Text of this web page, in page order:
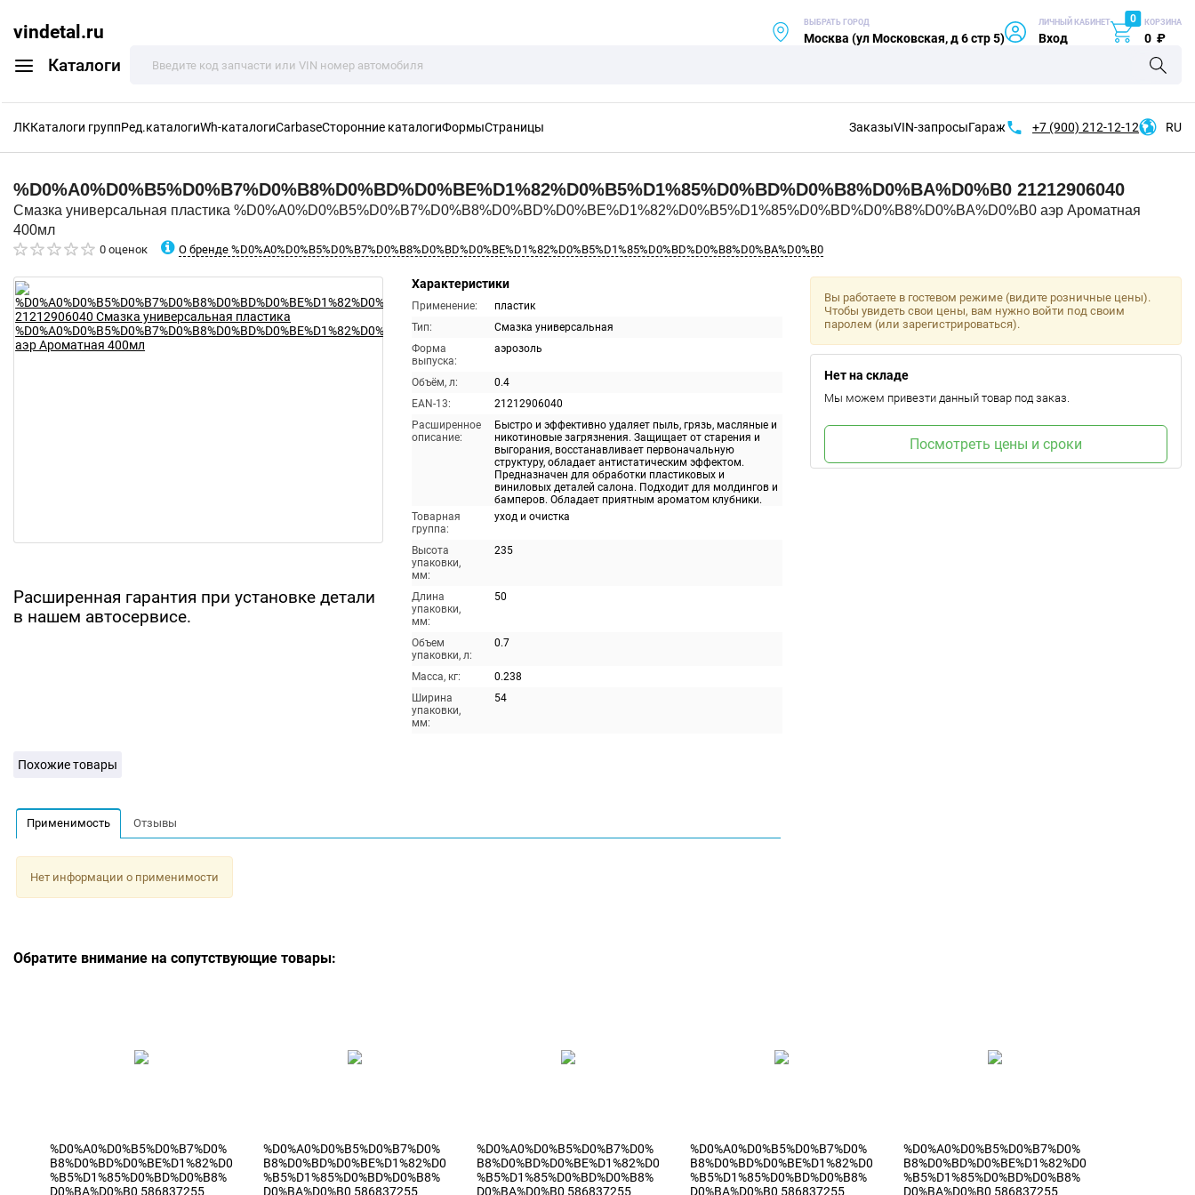
vindetal.ru
Каталоги
ВЫБРАТЬ ГОРОД
Москва (ул Московская, д 6 стр 5)
ЛИЧНЫЙ КАБИНЕТ
Вход
0 КОРЗИНА
0 ₽
ЛККаталоги группРед.каталогиWh-каталогиCarbaseСторонние каталогиФормыСтраницы ЗаказыVIN-запросыГараж +7 (900) 212-12-12 RU
%D0%A0%D0%B5%D0%B7%D0%B8%D0%BD%D0%BE%D1%82%D0%B5%D1%85%D0%BD%D0%B8%D0%BA%D0%B0 21212906040
Смазка универсальная пластика %D0%A0%D0%B5%D0%B7%D0%B8%D0%BD%D0%BE%D1%82%D0%B5%D1%85%D0%BD%D0%B8%D0%BA%D0%B0 аэр Ароматная
400мл
0 оценок О бренде %D0%A0%D0%B5%D0%B7%D0%B8%D0%BD%D0%BE%D1%82%D0%B5%D1%85%D0%BD%D0%B8%D0%BA%D0%B0
Расширенная гарантия при установке детали
в нашем автосервисе.
Характеристики
Применение:
пластик
Тип:
Смазка универсальная
Форма
выпуска:
аэрозоль
Объём, л:
0.4
EAN-13:
21212906040
Расширенное
описание:
Быстро и эффективно удаляет пыль, грязь, масляные и
никотиновые загрязнения. Защищает от старения и
выгорания, восстанавливает первоначальную
структуру, обладает антистатическим эффектом.
Предназначен для обработки пластиковых и
виниловых деталей салона. Подходит для молдингов и
бамперов. Обладает приятным ароматом клубники.
Товарная
группа:
уход и очистка
Высота
упаковки,
мм:
235
Длина
упаковки,
мм:
50
Объем
упаковки, л:
0.7
Масса, кг:
0.238
Ширина
упаковки,
мм:
54
Вы работаете в гостевом режиме (видите розничные цены).
Чтобы увидеть свои цены, вам нужно войти под своим
паролем (или зарегистрироваться).
Нет на складе
Мы можем привезти данный товар под заказ.
Посмотреть цены и сроки
Похожие товары
Применимость Отзывы
Нет информации о применимости
Обратите внимание на сопутствующие товары:
%D0%A0%D0%B5%D0%B7%D0%
B8%D0%BD%D0%BE%D1%82%D0
%B5%D1%85%D0%BD%D0%B8%
D0%BA%D0%B0 586837255
%D0%A0%D0%B5%D0%B7%D0%
B8%D0%BD%D0%BE%D1%82%D0
%B5%D1%85%D0%BD%D0%B8%
D0%BA%D0%B0 586837255
%D0%A0%D0%B5%D0%B7%D0%
B8%D0%BD%D0%BE%D1%82%D0
%B5%D1%85%D0%BD%D0%B8%
D0%BA%D0%B0 586837255
%D0%A0%D0%B5%D0%B7%D0%
B8%D0%BD%D0%BE%D1%82%D0
%B5%D1%85%D0%BD%D0%B8%
D0%BA%D0%B0 586837255
%D0%A0%D0%B5%D0%B7%D0%
B8%D0%BD%D0%BE%D1%82%D0
%B5%D1%85%D0%BD%D0%B8%
D0%BA%D0%B0 586837255